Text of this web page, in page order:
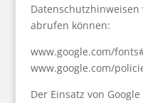
Datenschutzhinweisen
abrufen können:
www.google.com/
www.google.com/
Der Einsatz von